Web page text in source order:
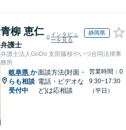
青柳 恵仁
弁護士
インタビュ
ーを見る
静岡県
弁護士法人GoDo 支部藤枝やいづ合同法律事
務所
岐阜県 か
らも相談
受付中
面談方法(対面・
電話・ビデオな
ど)は応相談
営業時間：0
9:30~17:30
（平日）